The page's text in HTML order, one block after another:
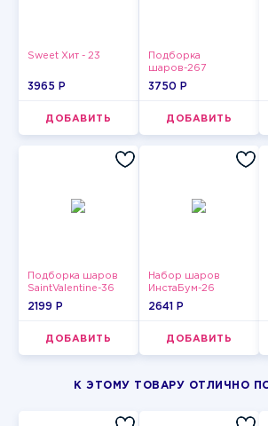
Sweet Хит - 23
3965 P
ДОБАВИТЬ
Подборка
шаров-267
3750 P
ДОБАВИТЬ
Подборка шаров
SaintValentine-36
2199 P
ДОБАВИТЬ
Набор шаров
ИнстаБум-26
2641 P
ДОБАВИТЬ
К ЭТОМУ ТОВАРУ ОТЛИЧНО